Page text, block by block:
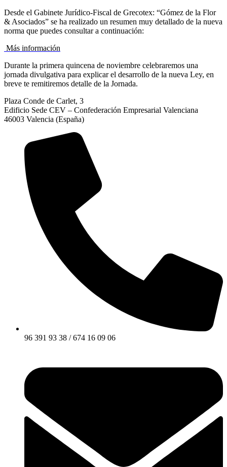
Desde el Gabinete Jurídico-Fiscal de Grecotex: “Gómez de la Flor
& Asociados” se ha realizado un resumen muy detallado de la nueva
norma que puedes consultar a continuación:
Más información
Durante la primera quincena de noviembre celebraremos una
jornada divulgativa para explicar el desarrollo de la nueva Ley, en
breve te remitiremos detalle de la Jornada.
Plaza Conde de Carlet, 3
Edificio Sede CEV – Confederación Empresarial Valenciana
46003 Valencia (España)
96 391 93 38 / 674 16 09 06